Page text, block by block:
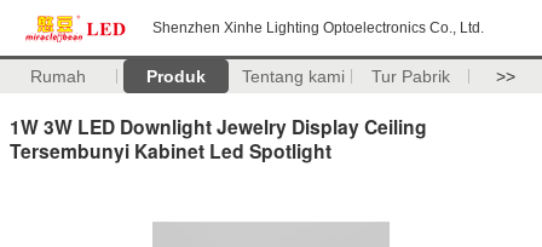
Shenzhen Xinhe Lighting Optoelectronics Co., Ltd.
Rumah Produk Tentang kami Tur Pabrik >>
1W 3W LED Downlight Jewelry Display Ceiling
Tersembunyi Kabinet Led Spotlight